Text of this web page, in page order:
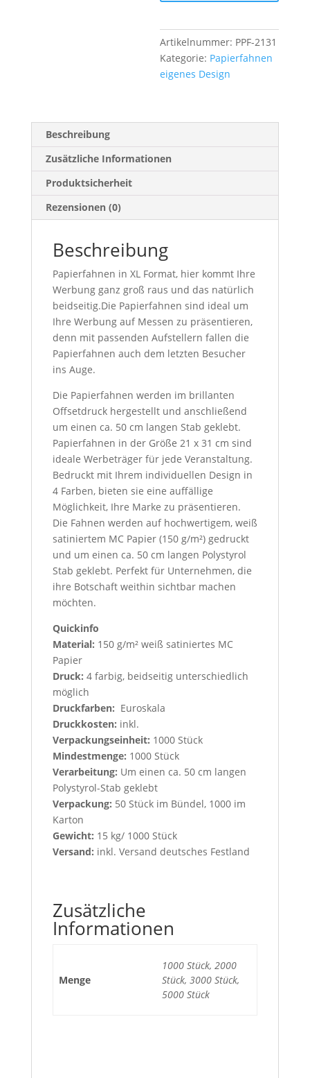
Druck,
Polystyrolstab
50
Artikelnummer: PPF-2131
Kategorie: Papierfahnen
eigenes Design
Beschreibung
Zusätzliche Informationen
Produktsicherheit
Rezensionen (0)
Beschreibung
Papierfahnen in XL Format, hier kommt Ihre
Werbung ganz groß raus und das natürlich
beidseitig.Die Papierfahnen sind ideal um
Ihre Werbung auf Messen zu präsentieren,
denn mit passenden Aufstellern fallen die
Papierfahnen auch dem letzten Besucher
ins Auge.
Die Papierfahnen werden im brillanten
Offsetdruck hergestellt und anschließend
um einen ca. 50 cm langen Stab geklebt.
Papierfahnen in der Größe 21 x 31 cm sind
ideale Werbeträger für jede Veranstaltung.
Bedruckt mit Ihrem individuellen Design in
4 Farben, bieten sie eine auffällige
Möglichkeit, Ihre Marke zu präsentieren.
Die Fahnen werden auf hochwertigem, weiß
satiniertem MC Papier (150 g/m²) gedruckt
und um einen ca. 50 cm langen Polystyrol
Stab geklebt. Perfekt für Unternehmen, die
ihre Botschaft weithin sichtbar machen
möchten.
Quickinfo
Material: 150 g/m² weiß satiniertes MC
Papier
Druck: 4 farbig, beidseitig unterschiedlich
möglich
Druckfarben: Euroskala
Druckkosten: inkl.
Verpackungseinheit: 1000 Stück
Mindestmenge: 1000 Stück
Verarbeitung: Um einen ca. 50 cm langen
Polystyrol-Stab geklebt
Verpackung: 50 Stück im Bündel, 1000 im
Karton
Gewicht: 15 kg/ 1000 Stück
Versand: inkl. Versand deutsches Festland
Zusätzliche
Informationen
Menge
1000 Stück, 2000
Stück, 3000 Stück,
5000 Stück